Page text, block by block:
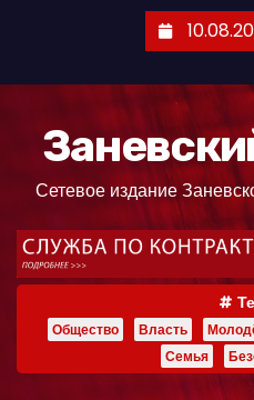
Сетевое издание
Общество Власть
Семья